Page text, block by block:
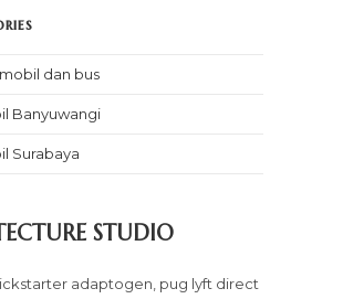
dan bus
Banyuwangi
Surabaya
STUDIO
adaptogen, pug lyft direct